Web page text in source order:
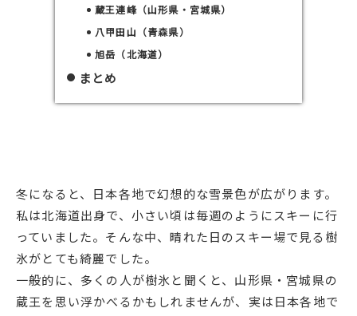
蔵王連峰（山形県・宮城県）
八甲田山（青森県）
旭岳（北海道）
まとめ
冬になると、日本各地で幻想的な雪景色が広がります。
私は北海道出身で、小さい頃は毎週のようにスキーに行
っていました。そんな中、晴れた日のスキー場で見る樹
氷がとても綺麗でした。
一般的に、多くの人が樹氷と聞くと、山形県・宮城県の
蔵王を思い浮かべるかもしれませんが、実は日本各地で